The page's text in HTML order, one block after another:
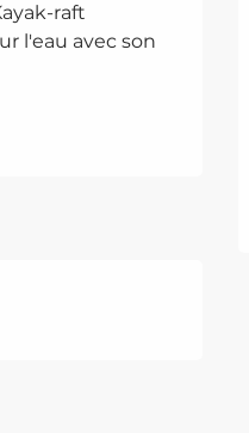
raft
l'eau avec son